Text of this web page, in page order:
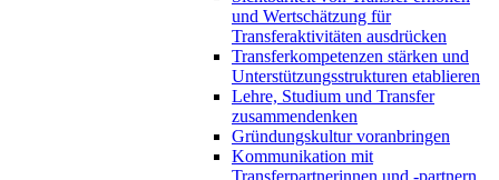
und Wertschätzung für
Transferaktivitäten ausdrücken
Transferkompetenzen stärken und
Unterstützungsstrukturen etablieren
Lehre, Studium und Transfer
zusammendenken
Gründungskultur voranbringen
Kommunikation mit
Transferpartnerinnen und -partnern